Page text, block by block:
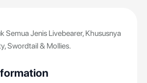
Semua Jenis Livebearer, Khususnya
Swordtail & Mollies.